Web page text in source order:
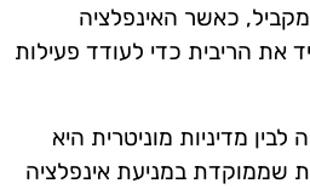
כאשר האינפלציה
את הריבית כדי לעודד פעילות
מדיניות מוניטרית היא
שממוקדת במניעת אינפלציה